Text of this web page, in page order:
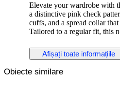
Elevate your wardrobe with
a distinctive pink check
cuffs, and a spread collar
Tailored to a regular fit, this
limited edition piece that
Afișați toate informațiile
Obiecte similare